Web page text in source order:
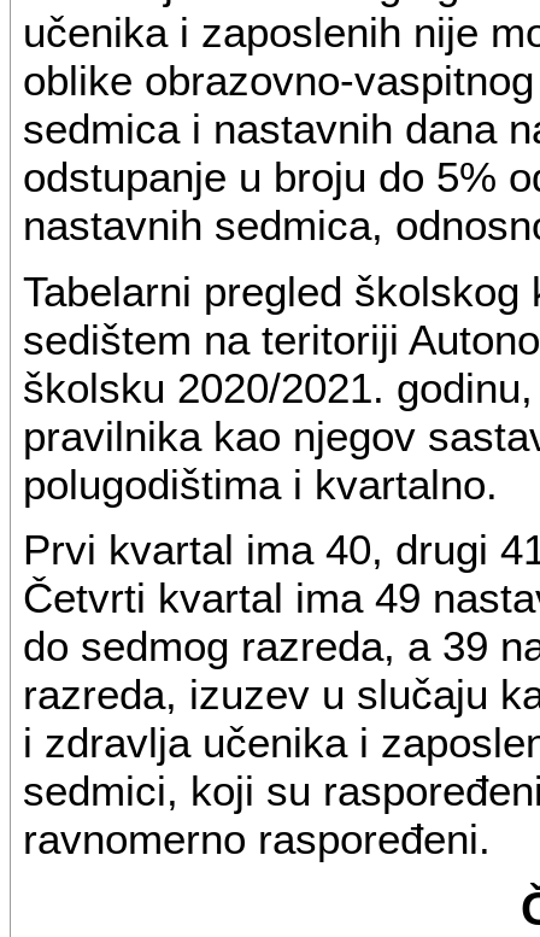
učenika i zaposlenih nije
oblike obrazovno-
sedmica i nastavnih dana
odstupanje u broju do 5%
nastavnih sedmica,
Tabelarni pregled
sedištem na teritoriji
školsku 2020/2021.
pravilnika kao njegov
polugodištima i kvartalno.
Prvi kvartal ima 40, drugi
Četvrti kvartal ima 49
do sedmog razreda, a 39
razreda, izuzev u slučaju
i zdravlja učenika i
sedmici, koji su
ravnomerno raspoređeni.